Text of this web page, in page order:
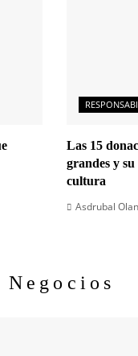
Las 15
grandes y
cultura
Asdrubal